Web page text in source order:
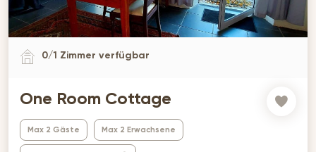
0/1 Zimmer verfügbar
One Room Cottage
Max 2 Gäste Max 2 Erwachsene